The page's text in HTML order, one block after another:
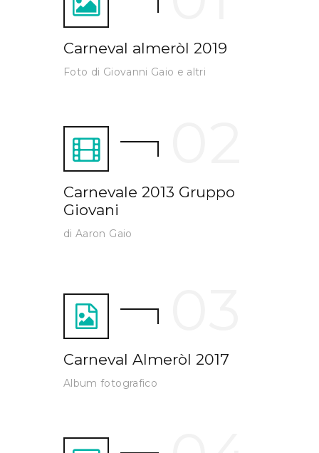
Carneval almeròl 2019
Foto di Giovanni Gaio e altri
Carnevale 2013 Gruppo
Giovani
di Aaron Gaio
Carneval Almeròl 2017
Album fotografico